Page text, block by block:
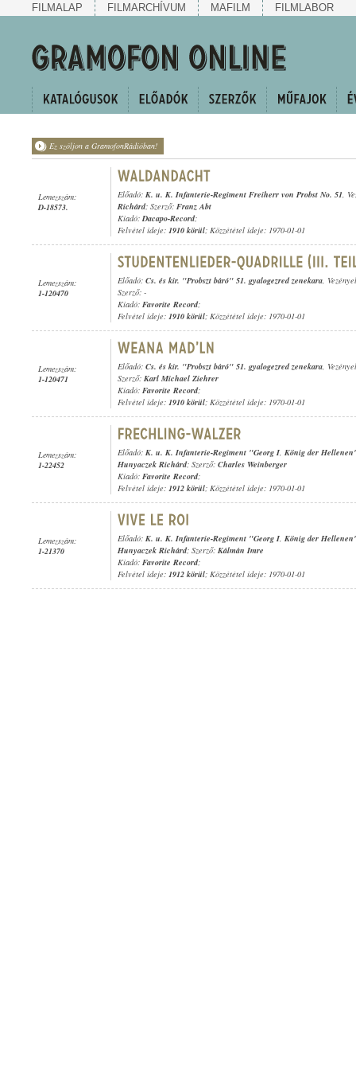
FILMALAP FILMARCHÍVUM MAFILM FILMLABOR
Ez szóljon a GramofonRádióban!
Lemezszám:
D-18573.
Előadó: K. u. K. Infanterie-Regiment Freiherr von Probst No. 51,
Richárd; Szerző: Franz Abt
Kiadó:Dacapo-Record;
Felvétel ideje: 1910 körül; Közzététel ideje: 1970-01-01
Lemezszám:
1-120470
Előadó: Cs. és kir. "Probszt báró" 51. gyalogezred zenekara,
Szerző: -
Kiadó: Favorite Record;
Felvétel ideje: 1910 körül; Közzététel ideje: 1970-01-01
Lemezszám:
1-120471
Előadó: Cs. és kir. "Probszt báró" 51. gyalogezred zenekara,
Szerző: Karl Michael Ziehrer
Kiadó: Favorite Record;
Felvétel ideje: 1910 körül; Közzététel ideje: 1970-01-01
Lemezszám:
1-22452
Előadó: K. u. K. Infanterie-Regiment "Georg I, König der
Hunyaczek Richárd; Szerző: Charles Weinberger
Kiadó: Favorite Record;
Felvétel ideje: 1912 körül; Közzététel ideje: 1970-01-01
Lemezszám:
1-21370
Előadó: K. u. K. Infanterie-Regiment "Georg I, König der
Hunyaczek Richárd; Szerző: Kálmán Imre
Kiadó: Favorite Record;
Felvétel ideje: 1912 körül; Közzététel ideje: 1970-01-01